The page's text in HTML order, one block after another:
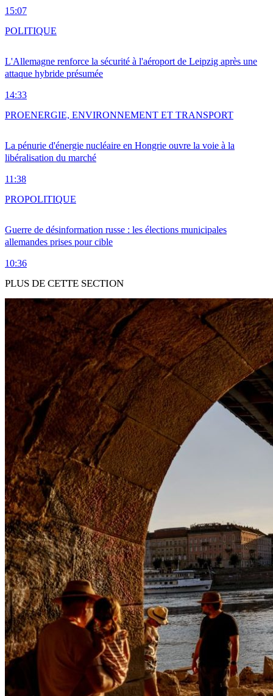
15:07
L'Allemagne renforce la sécurité à l'aéroport de Leipzig après une
attaque hybride présumée
14:33
POLITIQUE
La pénurie d'énergie nucléaire en Hongrie ouvre la voie à la
libéralisation du marché
11:38
PROENERGIE, ENVIRONNEMENT ET TRANSPORT
Guerre de désinformation russe : les élections municipales
allemandes prises pour cible
10:36
PROPOLITIQUE
PLUS DE CETTE SECTION